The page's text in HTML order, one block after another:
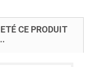
CE PRODUIT